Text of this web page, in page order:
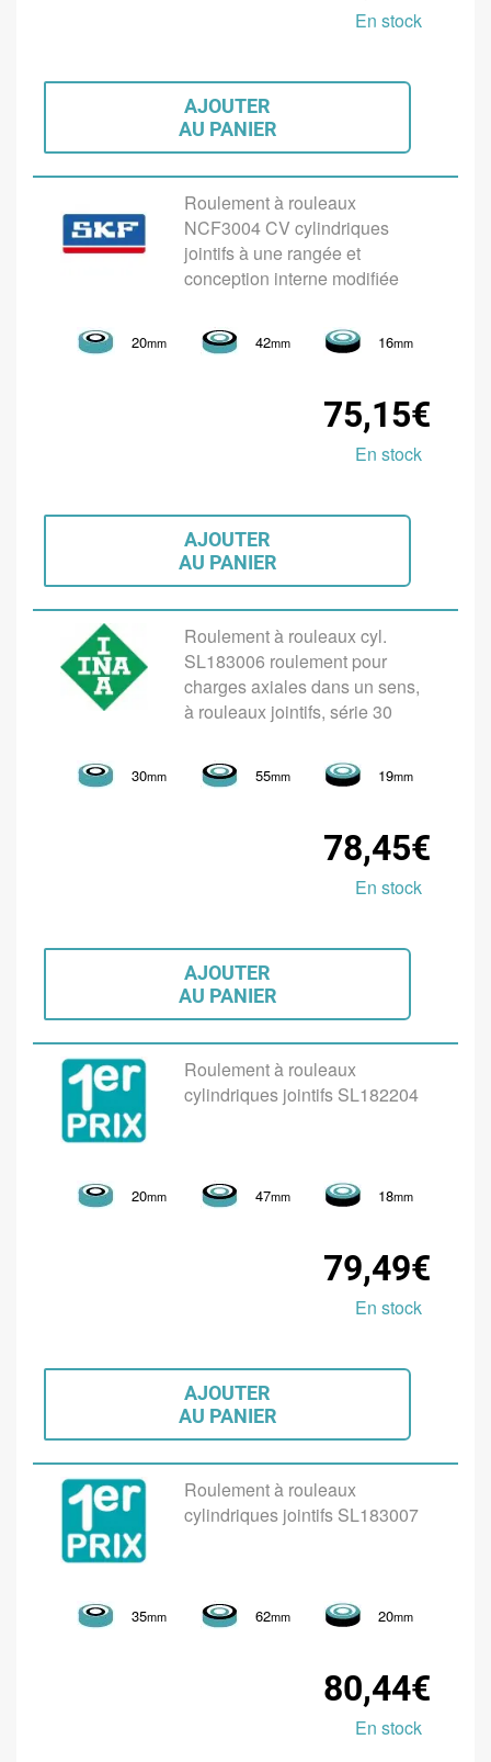
En stock
AJOUTER
AU PANIER
Roulement à rouleaux
NCF3004 CV cylindriques
jointifs à une rangée et
conception interne modifiée
20mm 42mm 16mm
75,15€
En stock
AJOUTER
AU PANIER
Roulement à rouleaux cyl.
SL183006 roulement pour
charges axiales dans un sens,
à rouleaux jointifs, série 30
30mm 55mm 19mm
78,45€
En stock
AJOUTER
AU PANIER
Roulement à rouleaux
cylindriques jointifs SL182204
20mm 47mm 18mm
79,49€
En stock
AJOUTER
AU PANIER
Roulement à rouleaux
cylindriques jointifs SL183007
35mm 62mm 20mm
80,44€
En stock